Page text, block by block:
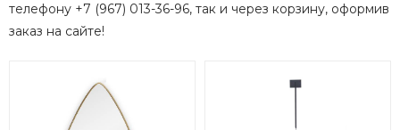
телефону +7 (967) 013-36-96, так и через корзину, оформив
заказ на сайте!